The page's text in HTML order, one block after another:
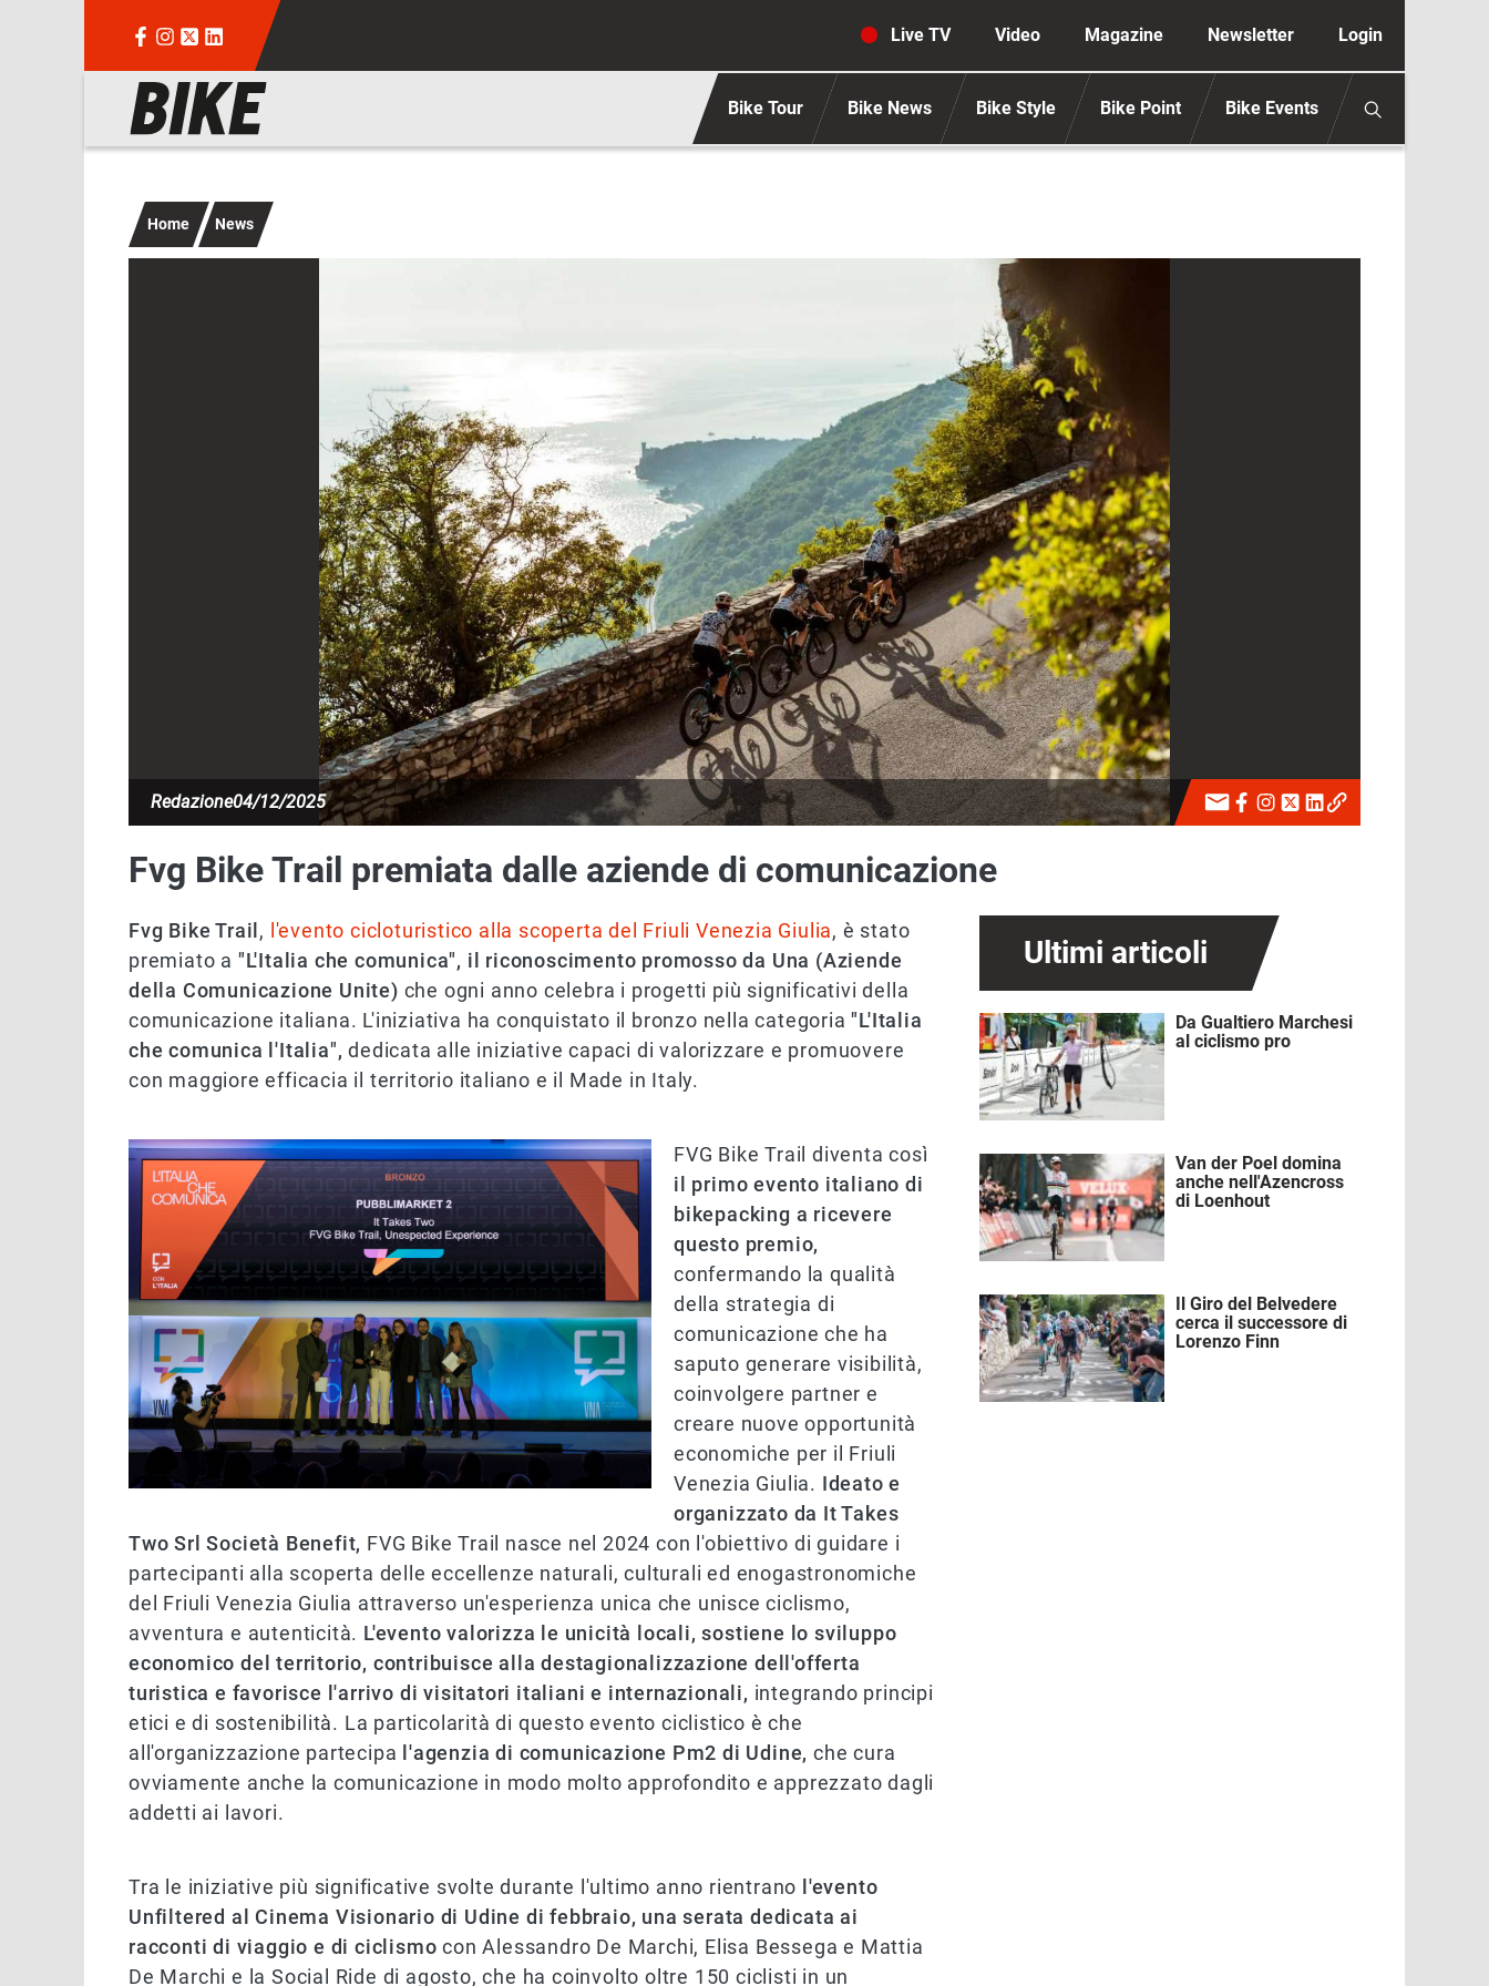
Navigazione secondaria anonimo
Live TV Video Magazine Newsletter Login
Navigazione principale Bike Tour Bike News Bike Style Bike Point Bike Events
Home News
Redazione04/12/2025
Fvg Bike Trail premiata dalle aziende di comunicazione
Fvg Bike Trail , l'evento cicloturistico alla scoperta del Friuli Venezia Giulia, è stato
premiato a "L'Italia che comunica", il riconoscimento promosso da Una (Aziende
della Comunicazione Unite) che ogni anno celebra i progetti più significativi della
comunicazione italiana. L'iniziativa ha conquistato il bronzo nella categoria "L'Italia
che comunica l'Italia",dedicata alle iniziative capaci di valorizzare e promuovere
con maggiore efficacia il territorio italiano e il Made in Italy.
FVG Bike Trail diventa così
il primo evento italiano di
bikepacking a ricevere
questo premio,
confermando la qualità
della strategia di
comunicazione che ha
saputo generare visibilità,
coinvolgere partner e
creare nuove opportunità
economiche per il Friuli
Venezia Giulia. Ideato e
organizzato da It Takes
Two Srl Società Benefit, FVG Bike Trail nasce nel 2024 con l'obiettivo di guidare i
partecipanti alla scoperta delle eccellenze naturali, culturali ed enogastronomiche
del Friuli Venezia Giulia attraverso un'esperienza unica che unisce ciclismo,
avventura e autenticità. L'evento valorizza le unicità locali, sostiene lo sviluppo
economico del territorio, contribuisce alla destagionalizzazione dell'offerta
turistica e favorisce l'arrivo di visitatori italiani e internazionali, integrando principi
etici e di sostenibilità. La particolarità di questo evento ciclistico è che
all'organizzazione partecipa l'agenzia di comunicazione Pm2 di Udine,che cura
ovviamente anche la comunicazione in modo molto approfondito e apprezzato dagli
addetti ai lavori.
Tra le iniziative più significative svolte durante l'ultimo anno rientrano l'evento
Unfiltered al Cinema Visionario di Udine di febbraio, una serata dedicata ai
racconti di viaggio e di ciclismocon Alessandro De Marchi, Elisa Bessega e Mattia
De Marchi e la Social Ride di agosto, che ha coinvolto oltre 150 ciclisti in un
Ultimi articoli
Immagine
Da Gualtiero Marchesi
al ciclismo pro
Immagine
Van der Poel domina
anche nell'Azencross
di Loenhout
Immagine
Il Giro del Belvedere
cerca il successore di
Lorenzo Finn